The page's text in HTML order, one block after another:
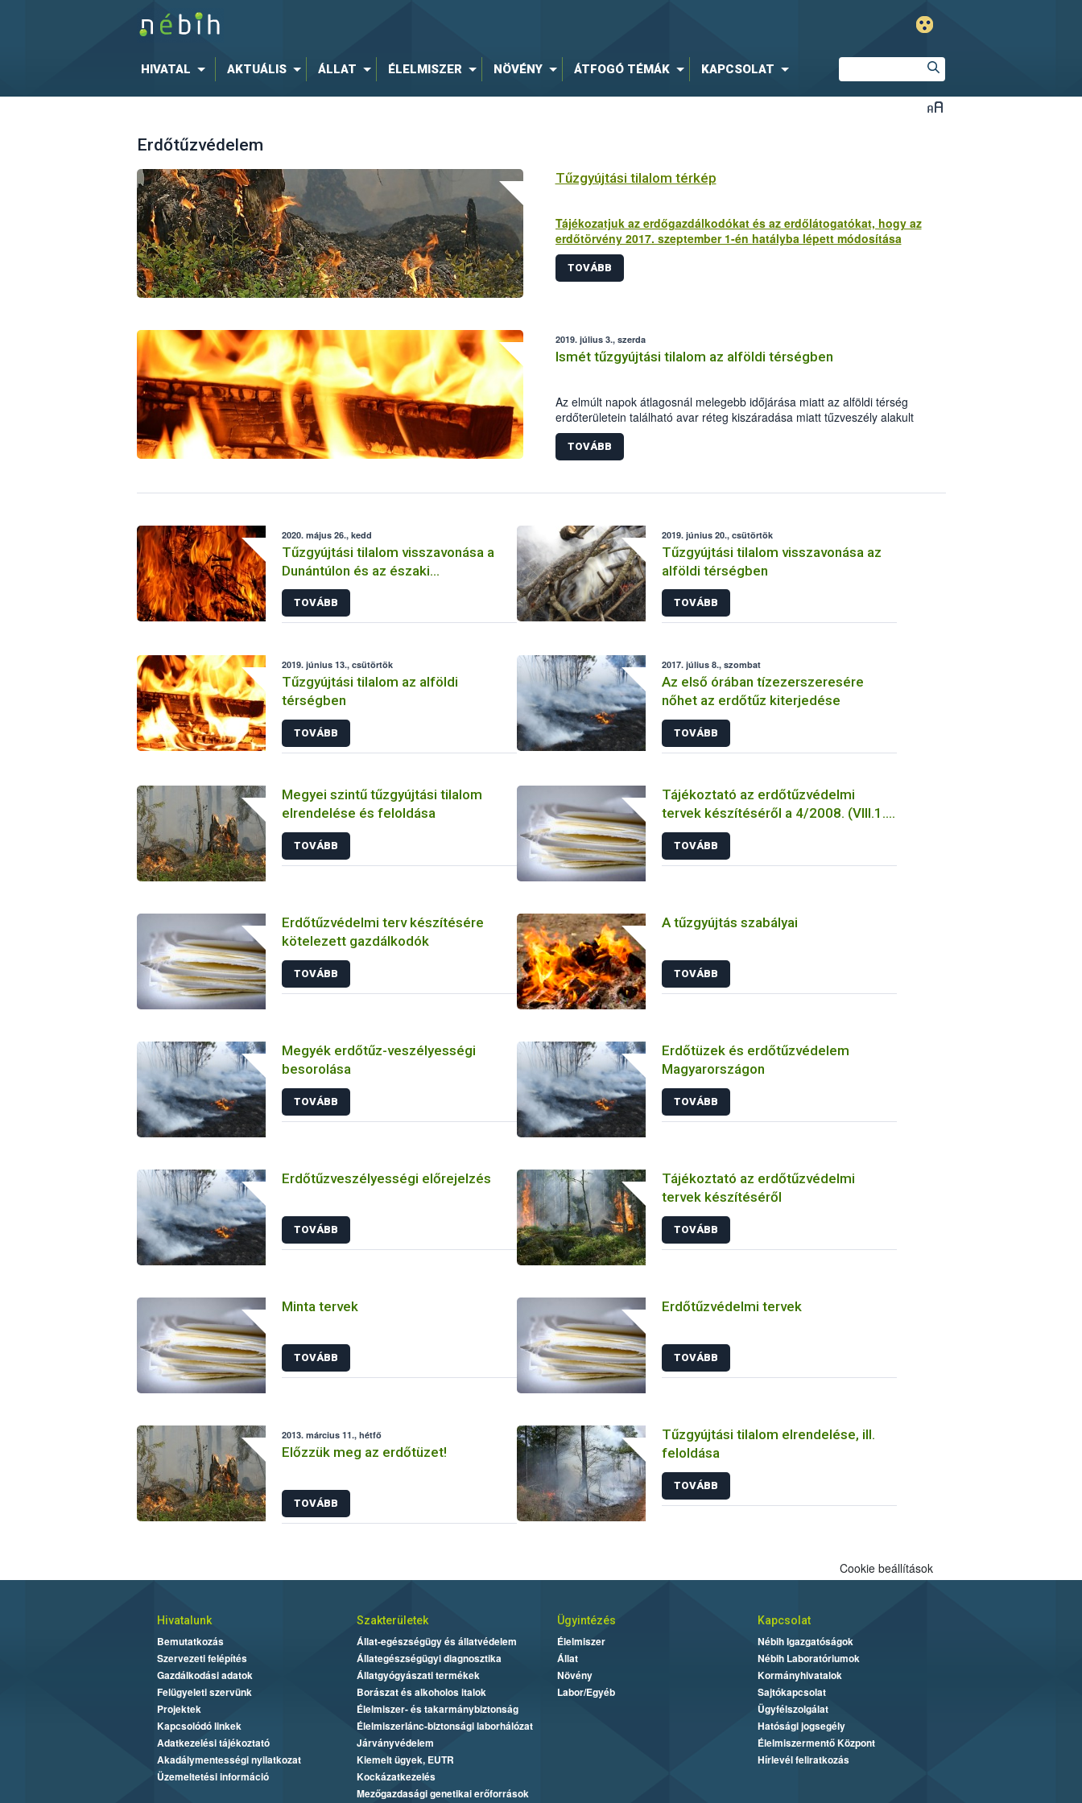
HIVATAL AKTUÁLIS ÁLLAT ÉLELMISZER NÖVÉNY ÁTFOGÓ TÉMÁK KAPCSOLAT
Erdőtűzvédelem
Tűzgyújtási tilalom térkép
Tájékozatjuk az erdőgazdálkodókat és az erdőlátogatókat, hogy az
erdőtörvény 2017. szeptember 1-én hatályba lépett módosítása
alapján atűzgyújtási tilalom közzétételének rendje
TOVÁBB
2019. július 3., szerda
Ismét tűzgyújtási tilalom az alföldi térségben
Az elmúlt napok átlagosnál melegebb időjárása miatt az alföldi térség
erdőterületein található avar réteg kiszáradása miatt tűzveszély alakult
ki. 2019. július 3-tól öt megyében életbe lép a tűzgyújtási tilalom. A
Nemzeti Élelmiszerlánc-biztonsági Hivatal (Nébih) felhívja a lakosság
figyelmét, hogy legyenek fokozottan körültekintőek, Magyarországon
TOVÁBB
2020. május 26., kedd
Tűzgyújtási tilalom visszavonása a
Dunántúlon és az északi
országrészben
TOVÁBB
2019. június 20., csütörtök
Tűzgyújtási tilalom visszavonása az
alföldi térségben
TOVÁBB
2019. június 13., csütörtök
Tűzgyújtási tilalom az alföldi
térségben
TOVÁBB
2017. július 8., szombat
Az első órában tízezerszeresére
nőhet az erdőtűz kiterjedése
TOVÁBB
Megyei szintű tűzgyújtási tilalom
elrendelése és feloldása
TOVÁBB
Tájékoztató az erdőtűzvédelmi
tervek készítéséről a 4/2008. (VIII.1.)
ÖM rendelet előírásai alapján
TOVÁBB
Erdőtűzvédelmi terv készítésére
kötelezett gazdálkodók
TOVÁBB
A tűzgyújtás szabályai
TOVÁBB
Megyék erdőtűz-veszélyességi
besorolása
TOVÁBB
Erdőtüzek és erdőtűzvédelem
Magyarországon
TOVÁBB
Erdőtűzveszélyességi előrejelzés
TOVÁBB
Tájékoztató az erdőtűzvédelmi
tervek készítéséről
TOVÁBB
Minta tervek
TOVÁBB
Erdőtűzvédelmi tervek
TOVÁBB
2013. március 11., hétfő
Előzzük meg az erdőtüzet!
TOVÁBB
Tűzgyújtási tilalom elrendelése, ill.
feloldása
TOVÁBB
Cookie beállítások
Hivatalunk
Bemutatkozás
Szervezeti felépítés
Gazdálkodási adatok
Felügyeleti szervünk
Projektek
Kapcsolódó linkek
Adatkezelési tájékoztató
Akadálymentességi nyilatkozat
Üzemeltetési információ
Szakterületek
Állat-egészségügy és állatvédelem
Állategészségügyi diagnosztika
Állatgyógyászati termékek
Borászat és alkoholos italok
Élelmiszer- és takarmánybiztonság
Élelmiszerlánc-biztonsági laborhálózat
Járványvédelem
Kiemelt ügyek, EUTR
Kockázatkezelés
Mezőgazdasági genetikai erőforrások
Ügyintézés
Élelmiszer
Állat
Növény
Labor/Egyéb
Kapcsolat
Nébih Igazgatóságok
Nébih Laboratóriumok
Kormányhivatalok
Sajtókapcsolat
Ügyfélszolgálat
Hatósági jogsegély
Élelmiszermentő Központ
Hírlevél feliratkozás